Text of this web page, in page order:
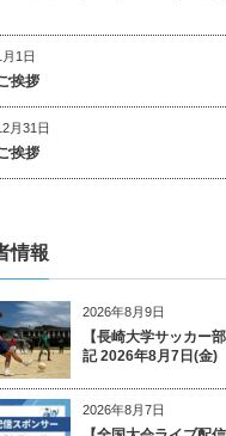
1日
挨拶
月31日
挨拶
情報
2026年8月9日
【長崎大学サッカー
記 2026年8月7日(金)
2026年8月7日